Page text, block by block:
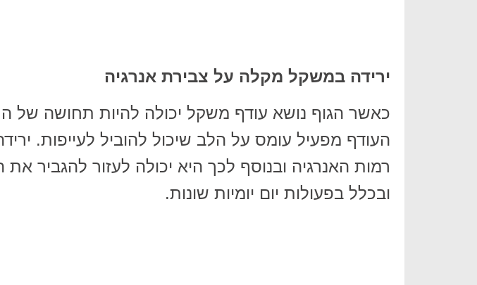
ירידה במשקל מקלה על צבירת אנרגיה
כאשר הגוף נושא עודף משקל יכולה להיות תחושה
העודף מפעיל עומס על הלב שיכול להוביל לעייפות.
רמות האנרגיה ובנוסף לכך היא יכולה לעזור להגביר את
ובכלל בפעולות יום יומיות שונות.